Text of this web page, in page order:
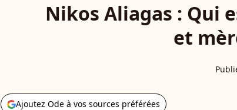
Nikos Aliagas : Qui
et
Ajoutez Ode à vos sources préférées